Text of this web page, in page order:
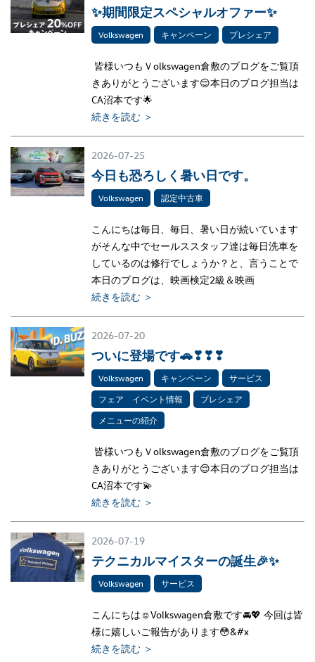
✨期間限定スペシャルオファー✨
Volkswagen キャンペーン プレシェア
皆様いつもＶolkswagen倉敷のブログをご覧頂
きありがとうございます😌本日のブログ担当は
CA沼本です🌟
続きを読む ＞
2026-07-25
今日も恐ろしく暑い日です。
Volkswagen 認定中古車
こんにちは毎日、毎日、暑い日が続いています
がそんな中でセールススタッフ達は毎日洗車を
しているのは修行でしょうか？と、言うことで
本日のブログは、映画検定2級＆映画
続きを読む ＞
2026-07-20
ついに登場です🚗❣❣❣
Volkswagen キャンペーン
サービス
フェア イベント情報
プレシェア
メニューの紹介
皆様いつもＶolkswagen倉敷のブログをご覧頂
きありがとうございます😌本日のブログ担当は
CA沼本です💫
続きを読む ＞
2026-07-19
テクニカルマイスターの誕生🎉✨
Volkswagen サービス
こんにちは☺Volkswagen倉敷です🚘💖 今回は皆
様に嬉しいご報告があります😳&#x
続きを読む ＞